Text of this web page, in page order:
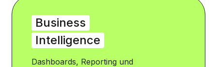
Business
Intelligence
Dashboards, Reporting und